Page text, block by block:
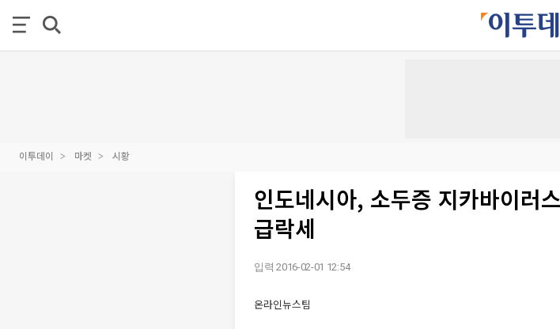
이투데이 마켓 시황
인도네시아, 소두증 지카바이러
급락세
입력 2016-02-01 12:54
온라인뉴스팀